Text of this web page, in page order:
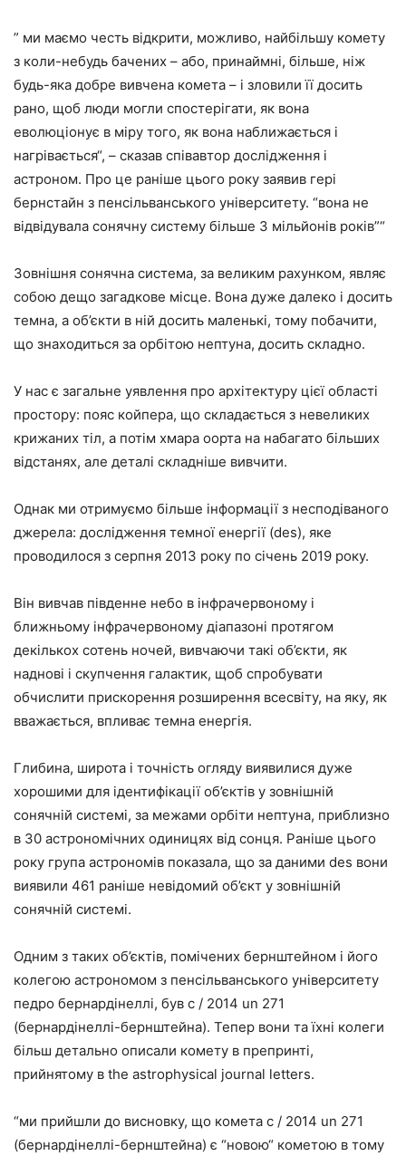
” ми маємо честь відкрити, можливо, найбільшу комету
з коли-небудь бачених – або, принаймні, більше, ніж
будь-яка добре вивчена комета – і зловили її досить
рано, щоб люди могли спостерігати, як вона
еволюціонує в міру того, як вона наближається і
нагрівається“, – сказав співавтор дослідження і
астроном. Про це раніше цього року заявив гері
бернстайн з пенсільванського університету. “вона не
відвідувала сонячну систему більше 3 мільйонів років”“
Зовнішня сонячна система, за великим рахунком, являє
собою дещо загадкове місце. Вона дуже далеко і досить
темна, а об’єкти в ній досить маленькі, тому побачити,
що знаходиться за орбітою нептуна, досить складно.
У нас є загальне уявлення про архітектуру цієї області
простору: пояс койпера, що складається з невеликих
крижаних тіл, а потім хмара оорта на набагато більших
відстанях, але деталі складніше вивчити.
Однак ми отримуємо більше інформації з несподіваного
джерела: дослідження темної енергії (des), яке
проводилося з серпня 2013 року по січень 2019 року.
Він вивчав південне небо в інфрачервоному і
ближньому інфрачервоному діапазоні протягом
декількох сотень ночей, вивчаючи такі об’єкти, як
наднові і скупчення галактик, щоб спробувати
обчислити прискорення розширення всесвіту, на яку, як
вважається, впливає темна енергія.
Глибина, широта і точність огляду виявилися дуже
хорошими для ідентифікації об’єктів у зовнішній
сонячній системі, за межами орбіти нептуна, приблизно
в 30 астрономічних одиницях від сонця. Раніше цього
року група астрономів показала, що за даними des вони
виявили 461 раніше невідомий об’єкт у зовнішній
сонячній системі.
Одним з таких об’єктів, помічених бернштейном і його
колегою астрономом з пенсільванського університету
педро бернардінеллі, був c / 2014 un 271
(бернардінеллі-бернштейна). Тепер вони та їхні колеги
більш детально описали комету в препринті,
прийнятому в the astrophysical journal letters.
“ми прийшли до висновку, що комета c / 2014 un 271
(бернардінеллі-бернштейна) є “новою“ кометою в тому